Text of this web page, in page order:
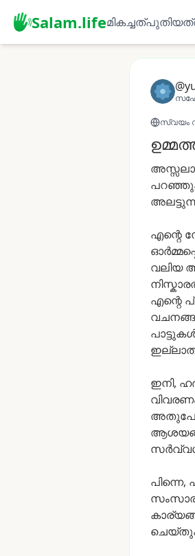
Salam.lifeമികച്ചത്പുതിയത്
സ്വയം
എന്റെ
വലിയ
എന്റെ
ഇനി,
പിന്നെ,